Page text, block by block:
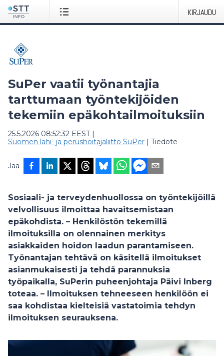
KIRJAUDU
SuPer vaatii työnantajia
tarttumaan työntekijöiden
tekemiin epäkohtailmoituksiin
25.5.2026 08:52:32 EEST|
Suomen lähi- ja perushoitajaliitto SuPer | Tiedote
Jaa
Sosiaali- ja terveydenhuollossa on työntekijöillä
velvollisuus ilmoittaa havaitsemistaan
epäkohdista. – Henkilöstön tekemillä
ilmoituksilla on olennainen merkitys
asiakkaiden hoidon laadun parantamiseen.
Työnantajan tehtävä on käsitellä ilmoitukset
asianmukaisesti ja tehdä parannuksia
työpaikalla, SuPerin puheenjohtaja Päivi Inberg
toteaa. – Ilmoituksen tehneeseen henkilöön ei
saa kohdistaa kielteisiä vastatoimia tehdyn
ilmoituksen seurauksena.